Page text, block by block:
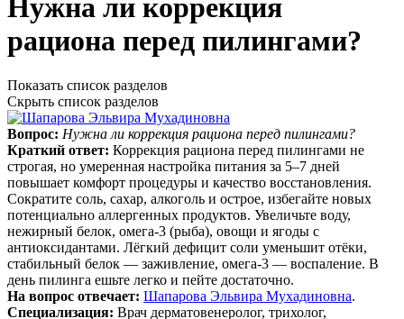
Нужна ли коррекция
рациона перед пилингами?
Показать список разделов
Скрыть список разделов
Вопрос: Нужна ли коррекция рациона перед пилингами?
Краткий ответ: Коррекция рациона перед пилингами не
строгая, но умеренная настройка питания за 5–7 дней
повышает комфорт процедуры и качество восстановления.
Сократите соль, сахар, алкоголь и острое, избегайте новых
потенциально аллергенных продуктов. Увеличьте воду,
нежирный белок, омега‑3 (рыба), овощи и ягоды с
антиоксидантами. Лёгкий дефицит соли уменьшит отёки,
стабильный белок — заживление, омега‑3 — воспаление. В
день пилинга ешьте легко и пейте достаточно.
На вопрос отвечает: Шапарова Эльвира Мухадиновна.
Специализация: Врач дерматовенеролог, трихолог,